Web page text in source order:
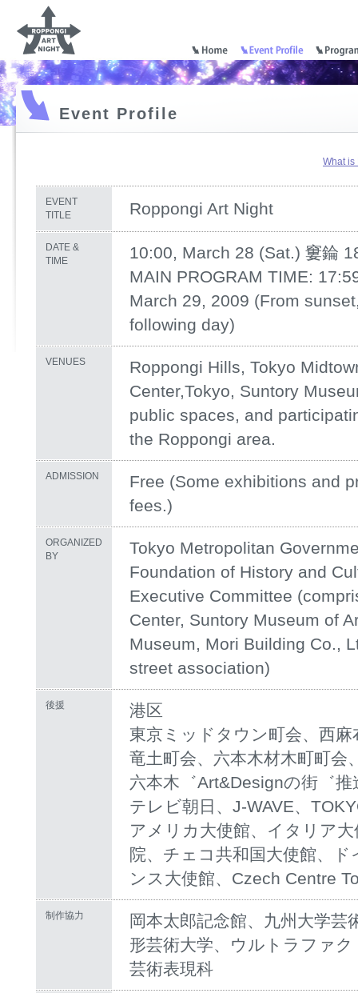
Event Profile
What is
EVENT
TITLE
Roppongi Art Night
DATE &
TIME
10:00, March 28 (Sat.) 窶錀
MAIN PROGRAM TIME:
March 29, 2009 (From
following day)
VENUES
Roppongi Hills, Tokyo
Center,Tokyo, Suntory
public spaces, and
the Roppongi area.
ADMISSION
Free (Some exhibitions and
fees.)
ORGANIZED
BY
Tokyo Metropolitan
Foundation of History and
Executive Committee
Center, Suntory Museum of
Museum, Mori Building Co.,
street association)
後援
港区
東京ミッドタウン町会、西
竜土町会、六本木材木町町会
六本木゛Art&Designの街゛推
テレビ朝日、J-WAVE、
アメリカ大使館、イタリア
院、チェコ共和国大使館、
ンス大使館、Czech Centre
制作協力
岡本太郎記念館、九州大学芸
形芸術大学、ウルトラファ
芸術表現科